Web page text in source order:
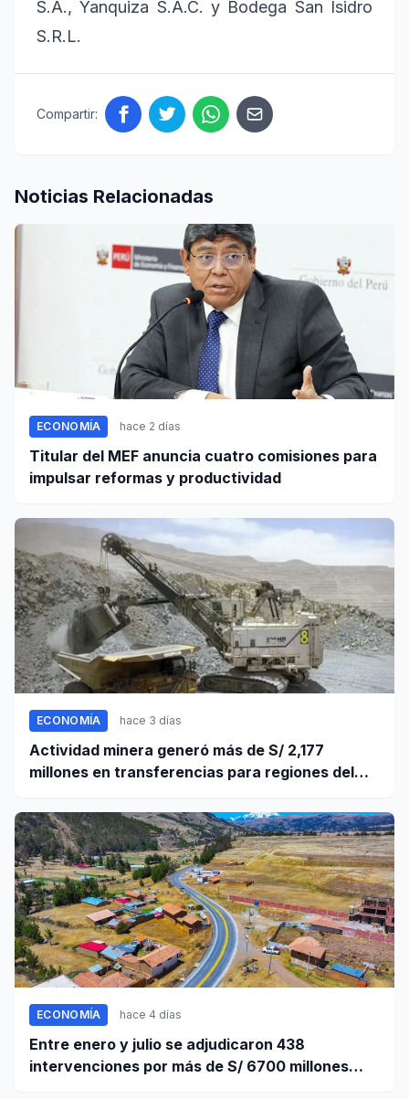
S.A., Yanquiza S.A.C. y Bodega San Isidro
S.R.L.
Compartir:
Noticias Relacionadas
ECONOMÍA hace 2 días
Titular del MEF anuncia cuatro comisiones para
impulsar reformas y productividad
ECONOMÍA hace 3 días
Actividad minera generó más de S/ 2,177
millones en transferencias para regiones del
ECONOMÍA hace 4 días
Entre enero y julio se adjudicaron 438
intervenciones por más de S/ 6700 millones